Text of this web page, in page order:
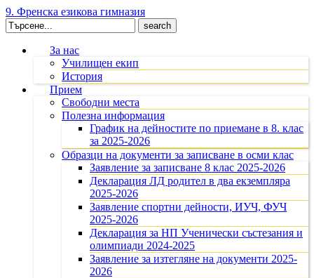
9. Френска езикова гимназия
Search
for:
За нас
Училищен екип
История
Прием
Свободни места
Полезна информация
График на дейностите по приемане в 8. клас
за 2025-2026
Образци на документи за записване в осми клас
Заявление за записване 8 клас 2025-2026
Декларация ЛД родител в два екземпляра
2025-2026
Заявление спортни дейности, ИУЧ, ФУЧ
2025-2026
Декларация за НП Ученически състезания и
олимпиади 2024-2025
Заявление за изтегляне на документи 2025-
2026